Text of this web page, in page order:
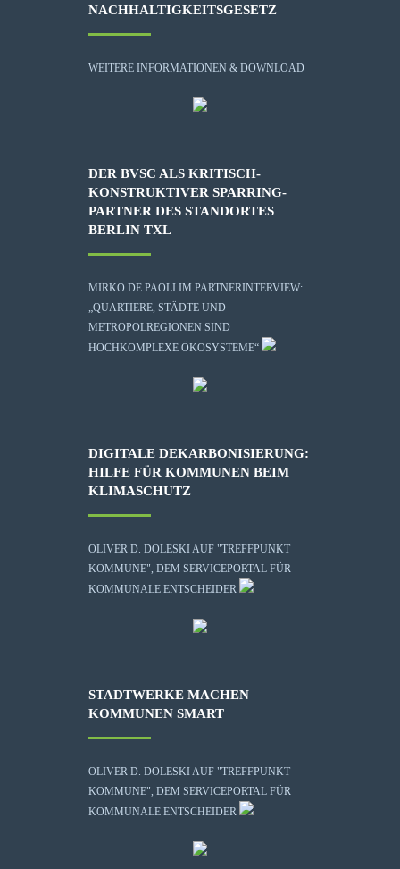
NACHHALTIGKEITSGESETZ
WEITERE INFORMATIONEN & DOWNLOAD
DER BVSC ALS KRITISCH-
KONSTRUKTIVER SPARRING-
PARTNER DES STANDORTES
BERLIN TXL
MIRKO DE PAOLI IM PARTNERINTERVIEW:
„QUARTIERE, STÄDTE UND
METROPOLREGIONEN SIND
HOCHKOMPLEXE ÖKOSYSTEME“
DIGITALE DEKARBONISIERUNG:
HILFE FÜR KOMMUNEN BEIM
KLIMASCHUTZ
OLIVER D. DOLESKI AUF "TREFFPUNKT
KOMMUNE", DEM SERVICEPORTAL FÜR
KOMMUNALE ENTSCHEIDER
STADTWERKE MACHEN
KOMMUNEN SMART
OLIVER D. DOLESKI AUF "TREFFPUNKT
KOMMUNE", DEM SERVICEPORTAL FÜR
KOMMUNALE ENTSCHEIDER